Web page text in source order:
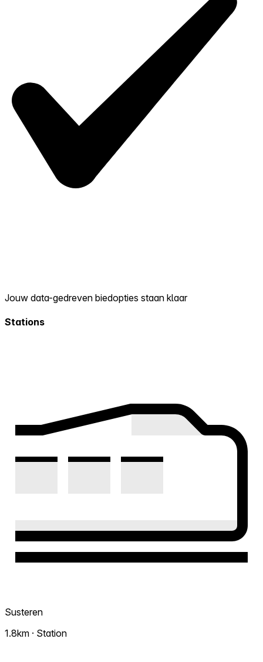
Jouw data-gedreven biedopties staan klaar
Stations
Susteren
1.8km · Station